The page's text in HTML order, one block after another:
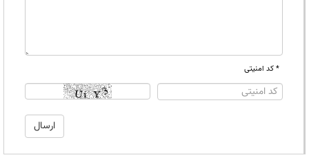
* کد امنیتی